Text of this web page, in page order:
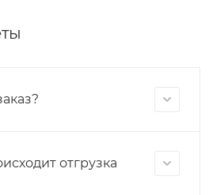
отгрузка